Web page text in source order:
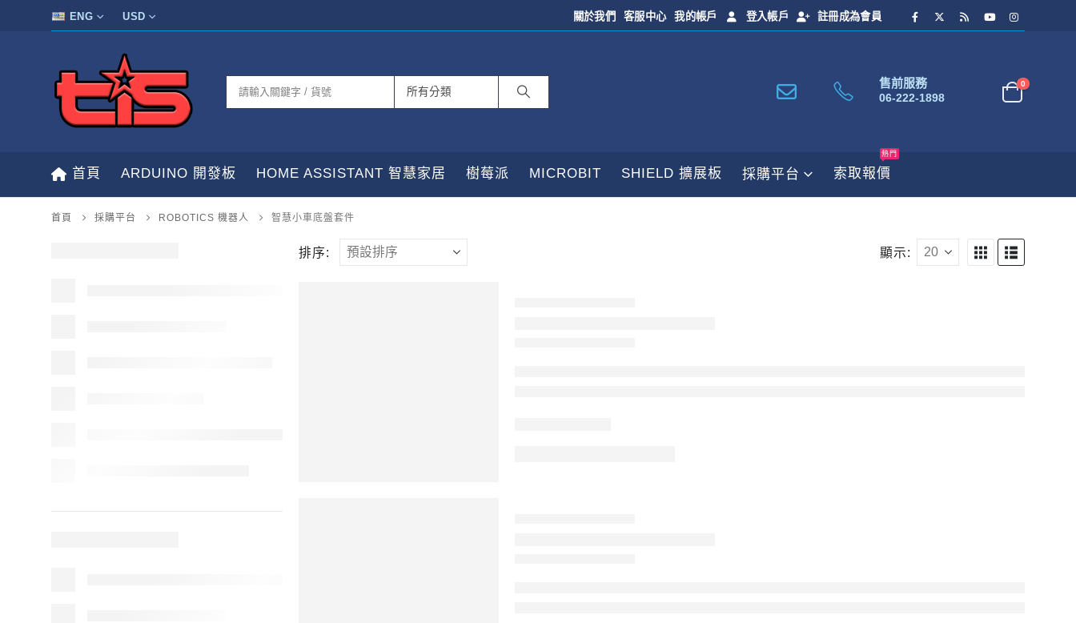
ENG USD 關於我們 客服中心 我的帳戶 登入帳戶 註冊成為會員
售前服務
06-222-1898
0
首頁 ARDUINO 開發板 HOME ASSISTANT 智慧家居 樹莓派 MICROBIT SHIELD 擴展板 採購平台 索取報價
熱門
首頁 採購平台 ROBOTICS 機器人 智慧小車底盤套件
排序: 顯示: